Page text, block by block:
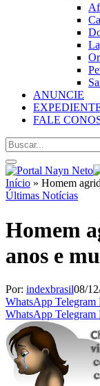
ANUNCIE
FALE
Início » Homem
Últimas Notícias
Homem
anos e
Por: indexbrasil08/
WhatsApp Telegram
WhatsApp Telegram